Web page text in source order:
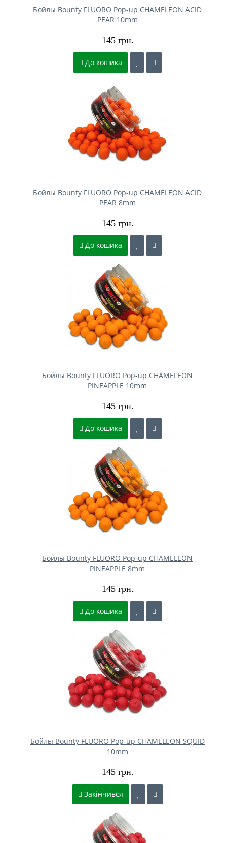
Бойлы Bounty FLUORO Pop-up CHAMELEON ACID
PEAR 10mm
145 грн.
До кошика
Бойлы Bounty FLUORO Pop-up CHAMELEON ACID
PEAR 8mm
145 грн.
До кошика
Бойлы Bounty FLUORO Pop-up CHAMELEON
PINEAPPLE 10mm
145 грн.
До кошика
Бойлы Bounty FLUORO Pop-up CHAMELEON
PINEAPPLE 8mm
145 грн.
До кошика
Бойлы Bounty FLUORO Pop-up CHAMELEON SQUID
10mm
145 грн.
Закінчився